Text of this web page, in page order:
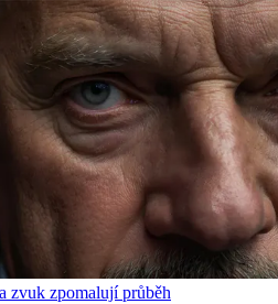
zvuk zpomalují průběh